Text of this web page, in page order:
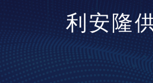
利安隆